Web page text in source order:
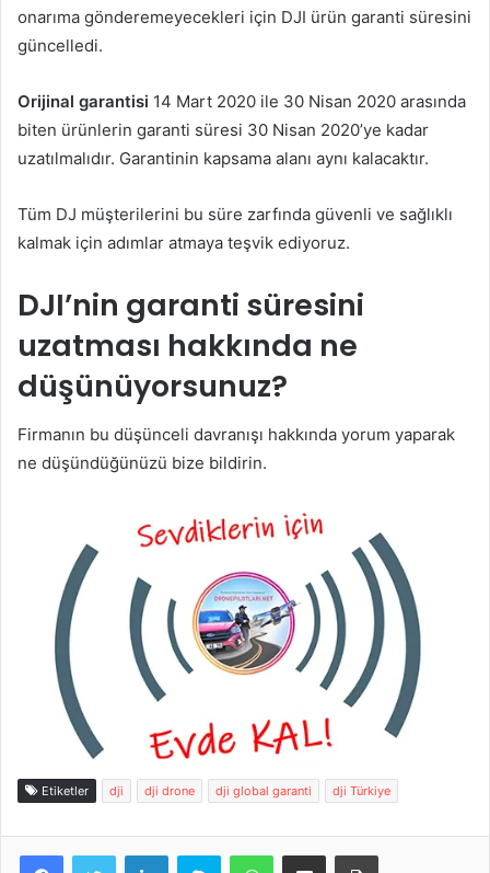
onarıma gönderemeyecekleri için DJI ürün garanti süresini
güncelledi.
Orijinal garantisi 14 Mart 2020 ile 30 Nisan 2020 arasında
biten ürünlerin garanti süresi 30 Nisan 2020’ye kadar
uzatılmalıdır. Garantinin kapsama alanı aynı kalacaktır.
Tüm DJ müşterilerini bu süre zarfında güvenli ve sağlıklı
kalmak için adımlar atmaya teşvik ediyoruz.
DJI’nin garanti süresini
uzatması hakkında ne
düşünüyorsunuz?
Firmanın bu düşünceli davranışı hakkında yorum yaparak
ne düşündüğünüzü bize bildirin.
Etiketler dji dji drone dji global garanti dji Türkiye
LinkedInSkype WhatsAppE-Posta ile paylaş Yazdır